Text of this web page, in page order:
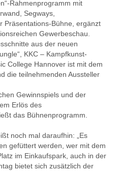
Rahmenprogramm mit
Segways,
Präsentations-Bühne, ergänzt
Gewerbeschau.
aus der neuen
KKC – Kampfkunst-
College Hannover ist mit dem
die teilnehmenden Aussteller
Gewinnspiels und der
Erlös des
das Bühnenprogramm.
noch mal daraufhin: „Es
gefüttert werden, wer mit dem
im Einkaufspark, auch in der
bietet sich zusätzlich der